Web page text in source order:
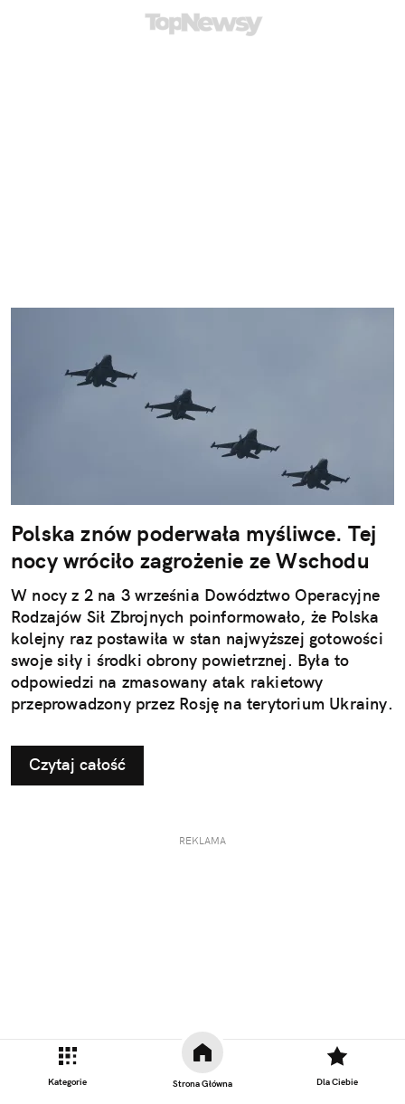
Kategorie Strona Główna Dla Ciebie
Polska znów poderwała myśliwce. Tej
nocy wróciło zagrożenie ze Wschodu
W nocy z 2 na 3 września Dowództwo Operacyjne
Rodzajów Sił Zbrojnych poinformowało, że Polska
kolejny raz postawiła w stan najwyższej gotowości
swoje siły i środki obrony powietrznej. Była to
odpowiedzi na zmasowany atak rakietowy
przeprowadzony przez Rosję na terytorium Ukrainy.
Czytaj całość
REKLAMA